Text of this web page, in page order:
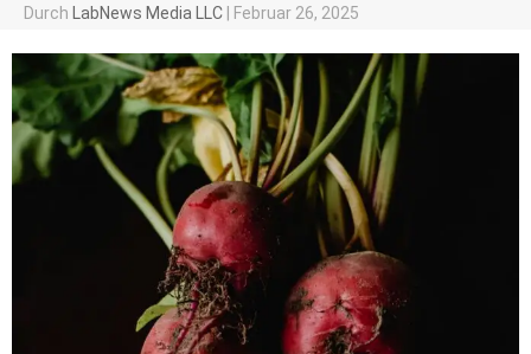
Durch LabNews Media LLC Februar 26, 2025